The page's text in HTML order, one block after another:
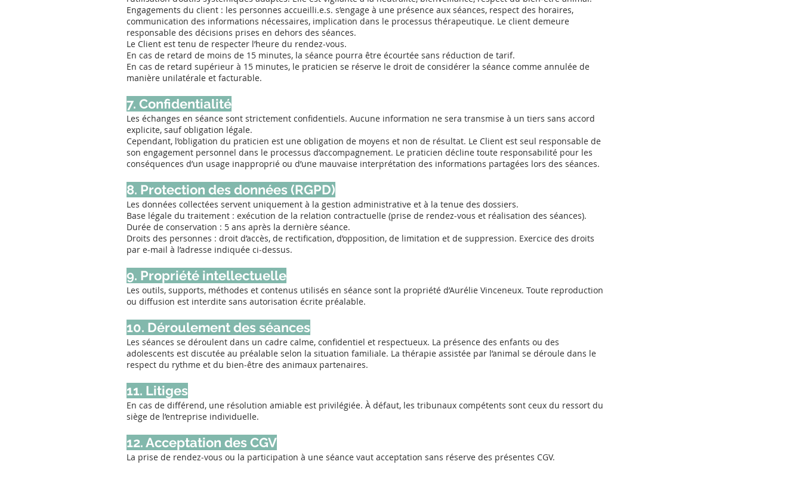
Engagements du client : les personnes accueilli.e.s. s’engage à une présence aux séances, respect des horaires,
communication des informations nécessaires, implication dans le processus thérapeutique. Le client demeure
responsable des décisions prises en dehors des séances.
Le Client est tenu de respecter l’heure du rendez-vous.
En cas de retard de moins de 15 minutes, la séance pourra être écourtée sans réduction de tarif.
En cas de retard supérieur à 15 minutes, le praticien se réserve le droit de considérer la séance comme annulée de
manière unilatérale et facturable.
7. Confidentialité
Les échanges en séance sont strictement confidentiels. Aucune information ne sera transmise à un tiers sans accord
explicite, sauf obligation légale.
Cependant, l’obligation du praticien est une obligation de moyens et non de résultat. Le Client est seul responsable de
son engagement personnel dans le processus d’accompagnement. Le praticien décline toute responsabilité pour les
conséquences d’un usage inapproprié ou d’une mauvaise interprétation des informations partagées lors des séances.
8. Protection des données (RGPD)
Les données collectées servent uniquement à la gestion administrative et à la tenue des dossiers.
Base légale du traitement : exécution de la relation contractuelle (prise de rendez‑vous et réalisation des séances).
Durée de conservation : 5 ans après la dernière séance.
Droits des personnes : droit d’accès, de rectification, d’opposition, de limitation et de suppression. Exercice des droits
par e‑mail à l’adresse indiquée ci‑dessus.
9. Propriété intellectuelle
Les outils, supports, méthodes et contenus utilisés en séance sont la propriété d’Aurélie Vinceneux. Toute reproduction
ou diffusion est interdite sans autorisation écrite préalable.
10. Déroulement des séances
Les séances se déroulent dans un cadre calme, confidentiel et respectueux. La présence des enfants ou des
adolescents est discutée au préalable selon la situation familiale. La thérapie assistée par l’animal se déroule dans le
respect du rythme et du bien‑être des animaux partenaires.
11. Litiges
En cas de différend, une résolution amiable est privilégiée. À défaut, les tribunaux compétents sont ceux du ressort du
siège de l’entreprise individuelle.
12. Acceptation des CGV
La prise de rendez‑vous ou la participation à une séance vaut acceptation sans réserve des présentes CGV.